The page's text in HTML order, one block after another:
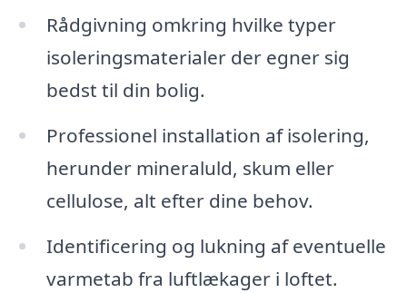
Rådgivning omkring hvilke typer
isoleringsmaterialer der egner sig
bedst til din bolig.
Professionel installation af isolering,
herunder mineraluld, skum eller
cellulose, alt efter dine behov.
Identificering og lukning af eventuelle
varmetab fra luftlækager i loftet.